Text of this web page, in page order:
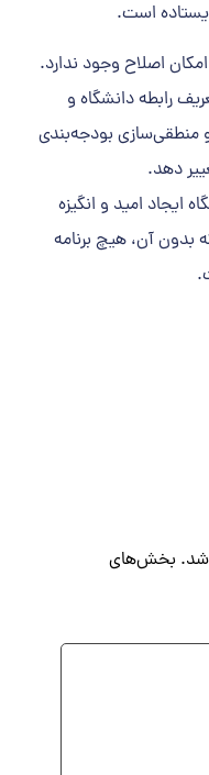
است.
اصلاح وجود ندارد.
رابطه دانشگاه و
بودجه‌بندی
دهد.
ایجاد امید و انگیزه
آن، هیچ برنامه
شد. بخش‌های